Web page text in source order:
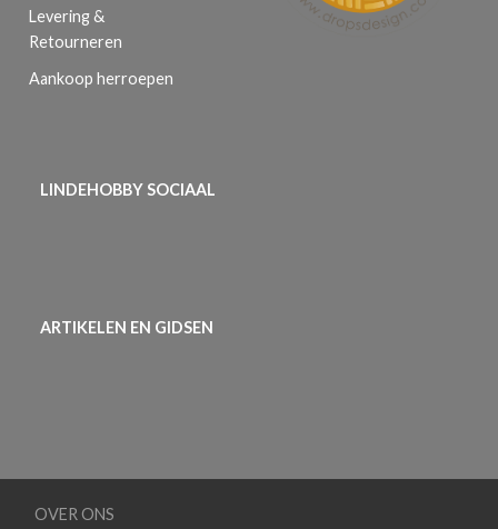
Levering &
Retourneren
Aankoop herroepen
LINDEHOBBY SOCIAAL
ARTIKELEN EN GIDSEN
OVER ONS